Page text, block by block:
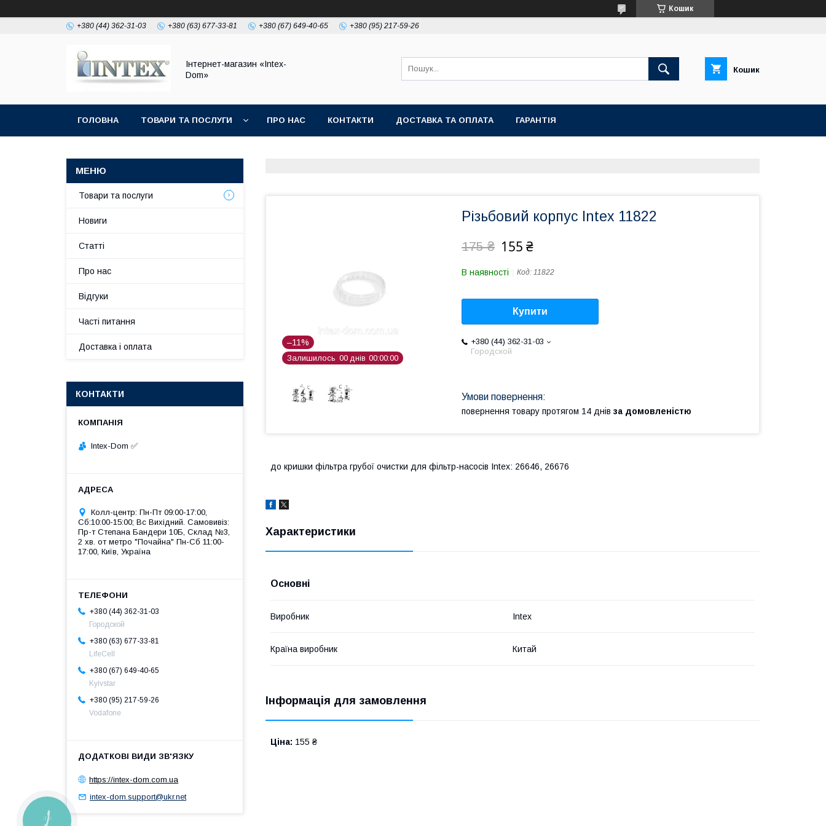
Кошик
+380 (44) 362-31-03 +380 (63) 677-33-81 +380 (67) 649-40-65 +380 (95) 217-59-26
Інтернет-магазин «Intex-
Dom»
Кошик
ГОЛОВНА ТОВАРИ ТА ПОСЛУГИ ПРО НАС КОНТАКТИ ДОСТАВКА ТА ОПЛАТА ГАРАНТІЯ
–11%
Залишилось 00 днів 00 00 00
Різьбовий корпус Intex 11822
175 ₴ 155 ₴
В наявності Код: 11822
Купити
+380 (44) 362-31-03
Городской
повернення товару протягом 14 днів за домовленістю
до кришки фільтра грубої очистки для фільтр-насосів Intex: 26646, 26676
Характеристики
Основні
Виробник Intex
Країна виробник Китай
Інформація для замовлення
Ціна: 155 ₴
Товари та послуги
Новиги
Статті
Про нас
Відгуки
Часті питання
Доставка і оплата
КОНТАКТИ
Intex-Dom ✅
Колл-центр: Пн-Пт 09:00-17:00,
Сб:10:00-15:00; Вс Вихідний. Самовивіз:
Пр-т Степана Бандери 10Б, Склад №3,
2 хв. от метро "Почайна" Пн-Cб 11:00-
17:00, Київ, Україна
+380 (44) 362-31-03
Городской
+380 (63) 677-33-81
LifeCell
+380 (67) 649-40-65
Kyivstar
+380 (95) 217-59-26
Vodafone
https://intex-dom.com.ua
intex-dom.support@ukr.net
КНОПКА
ЗВ'ЯЗКУ